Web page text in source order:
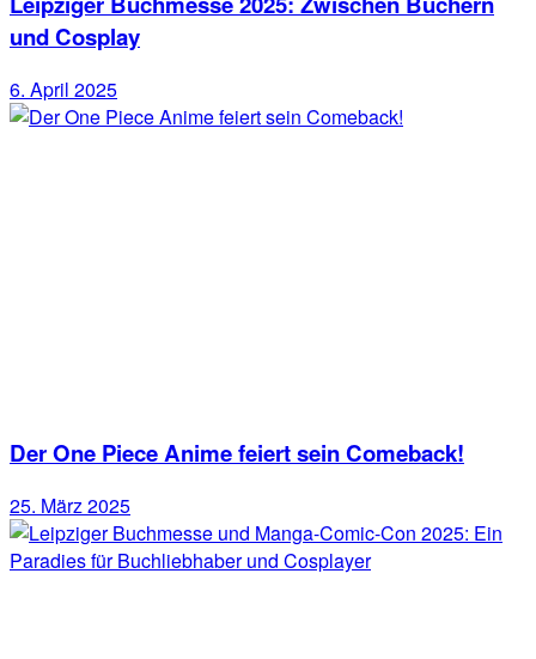
und Cosplay
6. April 2025
Der One Piece Anime feiert sein Comeback!
25. März 2025